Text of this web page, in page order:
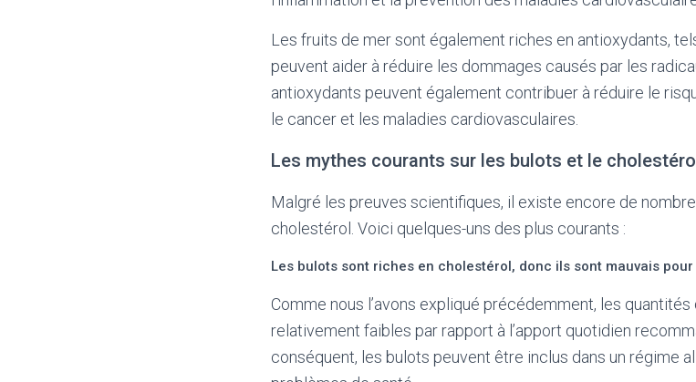
Les fruits de mer sont également riches en antioxydants,
peuvent aider à réduire les dommages causés par les
antioxydants peuvent également contribuer à réduire le
le cancer et les maladies cardiovasculaires.
Les mythes courants sur les bulots et le
Malgré les preuves scientifiques, il existe encore de
cholestérol. Voici quelques-uns des plus courants :
Les bulots sont riches en cholestérol, donc ils sont mauvais
Comme nous l’avons expliqué précédemment, les
relativement faibles par rapport à l’apport quotidien
conséquent, les bulots peuvent être inclus dans un régime